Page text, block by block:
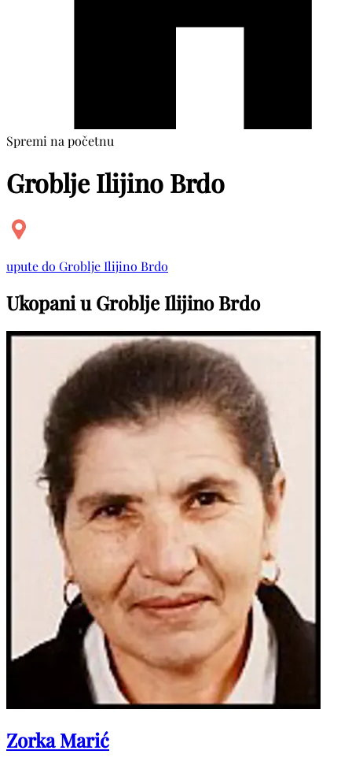
Spremi na početnu
Groblje Ilijino Brdo
upute do Groblje Ilijino Brdo
Ukopani u Groblje Ilijino Brdo
Zorka Marić